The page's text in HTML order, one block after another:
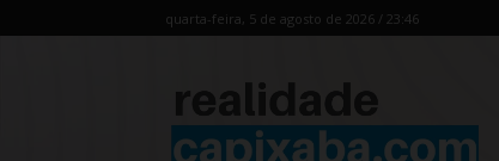
quarta-feira, 5 de agosto de 2026 / 23:46